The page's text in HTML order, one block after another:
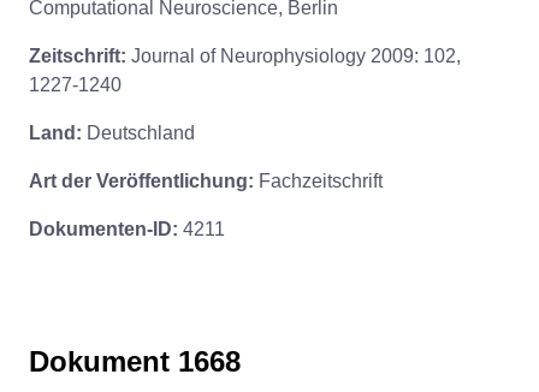
Computational Neuroscience, Berlin
Zeitschrift: Journal of Neurophysiology 2009: 102,
1227-1240
Land: Deutschland
Art der Veröffentlichung: Fachzeitschrift
Dokumenten-ID: 4211
Dokument 1668